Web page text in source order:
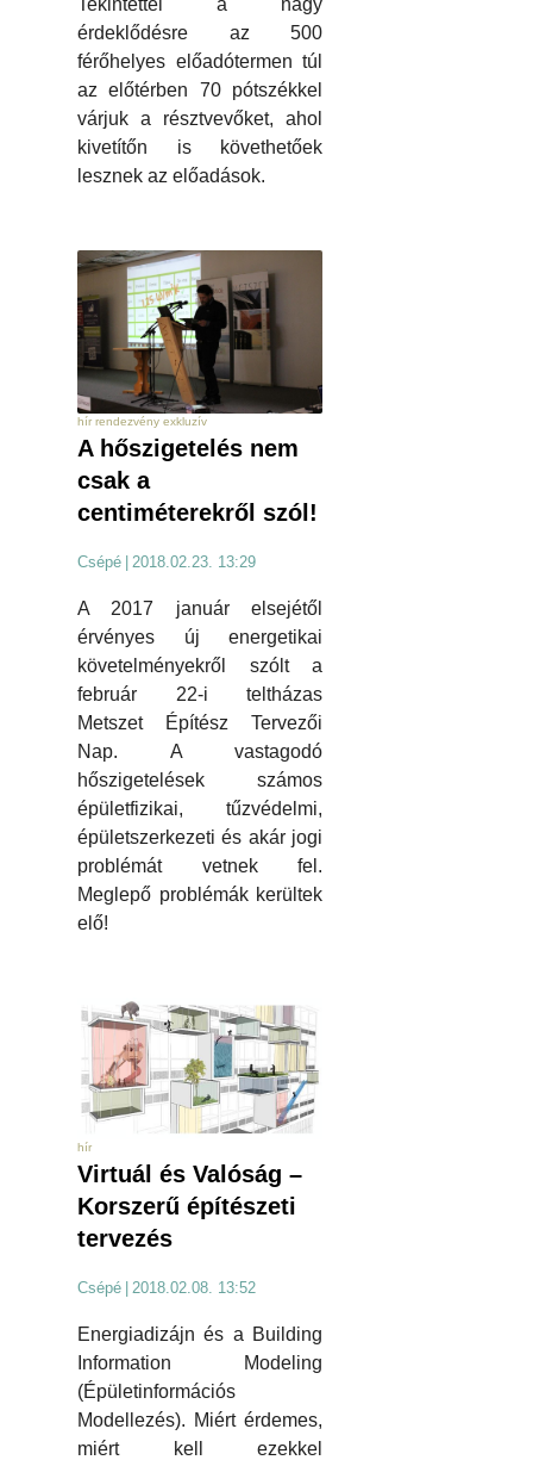
érdeklődésre az 500
férőhelyes előadótermen túl
az előtérben 70 pótszékkel
várjuk a résztvevőket, ahol
kivetítőn is követhetőek
lesznek az előadások.
hír rendezvény exkluzív
A hőszigetelés nem
csak a
centiméterekről szól!
Csépé 2018.02.23. 13:29
A 2017 január elsejétől
érvényes új energetikai
követelményekről szólt a
február 22-i teltházas
Metszet Építész Tervezői
Nap. A vastagodó
hőszigetelések számos
épületfizikai, tűzvédelmi,
épületszerkezeti és akár jogi
problémát vetnek fel.
Meglepő problémák kerültek
elő!
hír
Virtuál és Valóság –
Korszerű építészeti
tervezés
Csépé | 2018.02.08. 13:52
Energiadizájn és a Building
Information Modeling
(Épületinformációs
Modellezés). Miért érdemes,
miért kell ezekkel